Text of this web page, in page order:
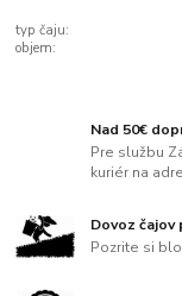
typ čaju:
objem:
Nad 50€
Pre službu
kuriér na
Dovoz čajov
Pozrite si